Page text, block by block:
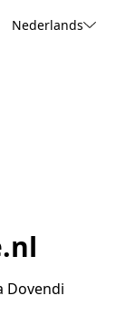
Nederlands
Dovendi